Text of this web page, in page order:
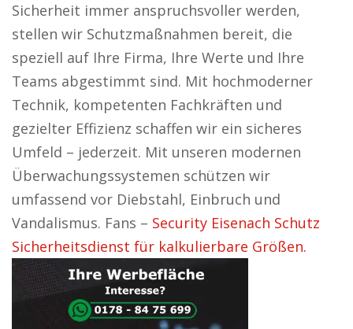
Sicherheit immer anspruchsvoller werden,
stellen wir Schutzmaßnahmen bereit, die
speziell auf Ihre Firma, Ihre Werte und Ihre
Teams abgestimmt sind. Mit hochmoderner
Technik, kompetenten Fachkräften und
gezielter Effizienz schaffen wir ein sicheres
Umfeld – jederzeit. Mit unseren modernen
Überwachungssystemen schützen wir
umfassend vor Diebstahl, Einbruch und
Vandalismus. Fans – Security Eisenach Schutz
Sicherheitsdienst für kalkulierbare Größen.